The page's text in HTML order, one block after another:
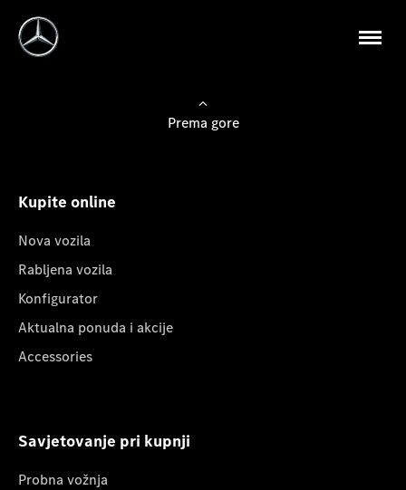
Prema gore
Kupite online
Nova vozila
Rabljena vozila
Konfigurator
Aktualna ponuda i akcije
Accessories
Savjetovanje pri kupnji
Probna vožnja